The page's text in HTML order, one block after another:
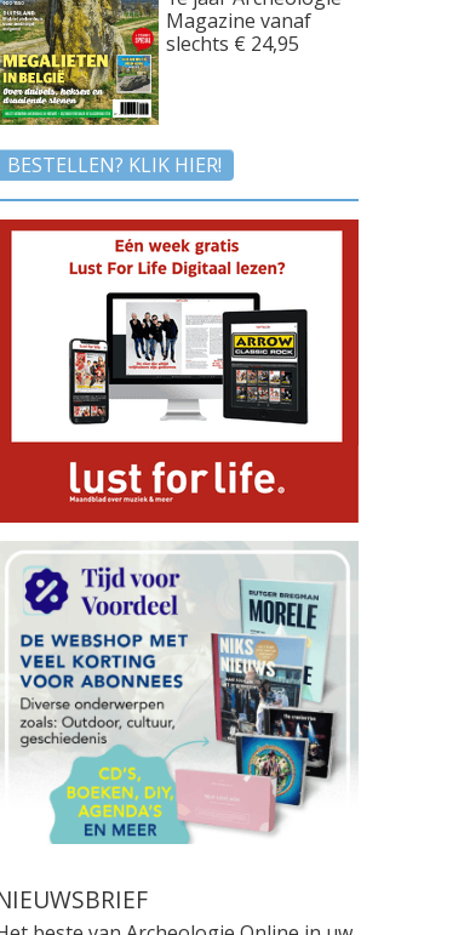
Magazine vanaf
slechts € 24,95
BESTELLEN? KLIK HIER!